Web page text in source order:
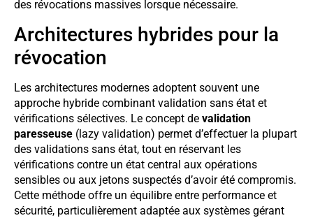
des révocations massives lorsque nécessaire.
Architectures hybrides pour la
révocation
Les architectures modernes adoptent souvent une
approche hybride combinant validation sans état et
vérifications sélectives. Le concept de validation
paresseuse (lazy validation) permet d’effectuer la plupart
des validations sans état, tout en réservant les
vérifications contre un état central aux opérations
sensibles ou aux jetons suspectés d’avoir été compromis.
Cette méthode offre un équilibre entre performance et
sécurité, particulièrement adaptée aux systèmes gérant